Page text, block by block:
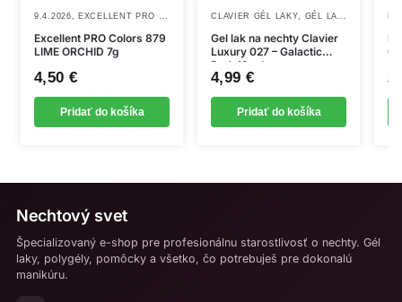
9.4.2026 ,EXCELLENT PRO GÉL LAKY NOVINKY
Excellent PRO Colors 879
LIME ORCHID 7g
4,50 €
Pridať do košíka
CLAVIER GÉL LAKY GÉL LAKY
Gel lak na nechty Clavier
Luxury 027 – Galactic
Red, 10 ml
4,99 €
Pridať do košíka
Nechtový svet
Špecializovaný e-shop pre profesionálnu starostlivosť o nechty. Gél
laky, polygély, pomôcky a všetko, čo potrebuješ pre dokonalú
manikúru.